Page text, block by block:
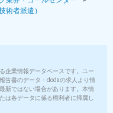
術者派遣）
企業情報データベースです。ユー
告書のデータ・dodaの求人より情
新ではない場合があります。本情
は各データに係る権利者に帰属し